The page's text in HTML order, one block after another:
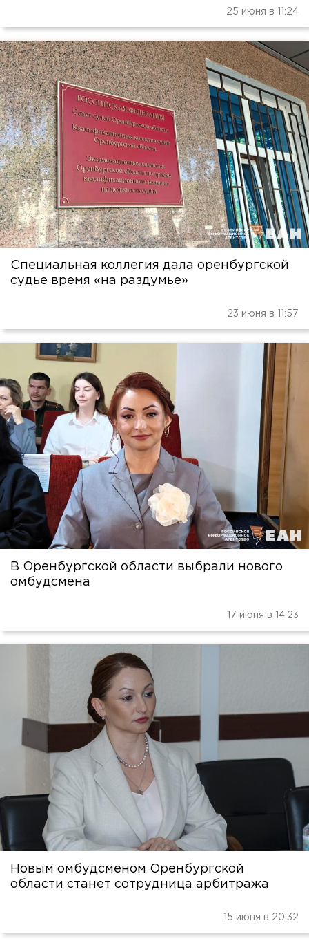
25 июня в 11:24
Специальная коллегия дала оренбургской
судье время «на раздумье»
23 июня в 11:57
В Оренбургской области выбрали нового
омбудсмена
17 июня в 14:23
Новым омбудсменом Оренбургской
области станет сотрудница арбитража
15 июня в 20:32